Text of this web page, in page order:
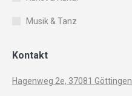
Musik & Tanz
Kontakt
Hagenweg 2e, 37081 Göttingen